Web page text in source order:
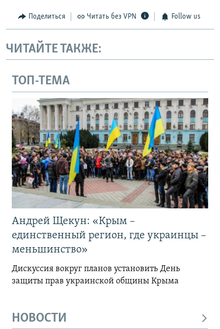
Поделиться Читать без VPN Follow us
ЧИТАЙТЕ ТАКЖЕ:
ТОП-ТЕМА
Андрей Щекун: «Крым –
единственный регион, где украинцы –
меньшинство»
Дискуссия вокруг планов установить День
защиты прав украинской общины Крыма
НОВОСТИ